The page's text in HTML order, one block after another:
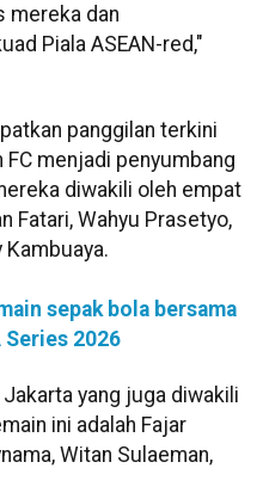
mereka dan
Piala ASEAN-red,"
panggilan terkini
menjadi penyumbang
diwakili oleh empat
Fatari, Wahyu Prasetyo,
Kambuaya.
sepak bola bersama
Series 2026
yang juga diwakili
ini adalah Fajar
Witan Sulaeman,